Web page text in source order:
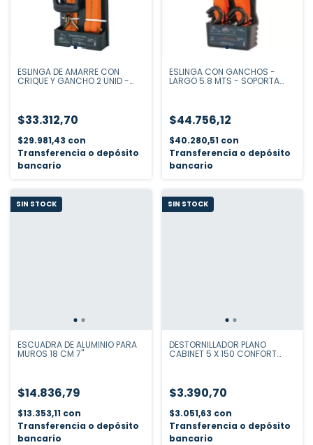
ESLINGA DE AMARRE CON
CRIQUE Y GANCHO 2 UNID -
$33.312,70
$29.981,43 con
Transferencia o depósito
bancario
ESLINGA CON GANCHOS -
LARGO 5.8 MTS - SOPORTA
$44.756,12
$40.280,51 con
Transferencia o depósito
bancario
SIN STOCK
ESCUADRA DE ALUMINIO PARA
MUROS 18 CM 7"
$14.836,79
$13.353,11 con
Transferencia o depósito
bancario
SIN STOCK
DESTORNILLADOR PLANO
CABINET 5 X 150 CONFORT
$3.390,70
$3.051,63 con
Transferencia o depósito
bancario